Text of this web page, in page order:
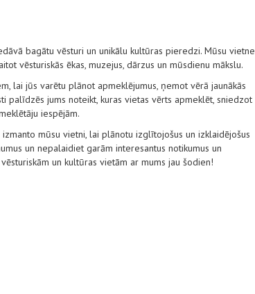
bagātu vēsturi un unikālu kultūras pieredzi. Mūsu vietne
vēsturiskās ēkas, muzejus, dārzus un mūsdienu mākslu.
lai jūs varētu plānot apmeklējumus, ņemot vērā jaunākās
palīdzēs jums noteikt, kuras vietas vērts apmeklēt, sniedzot
iespējām.
mūsu vietni, lai plānotu izglītojošus un izklaidējošus
un nepalaidiet garām interesantus notikumus un
un kultūras vietām ar mums jau šodien!